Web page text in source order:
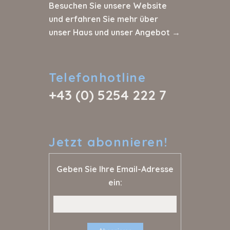
Besuchen Sie unsere Website
und erfahren Sie mehr über
unser Haus und unser Angebot →
Telefonhotline
+43 (0) 5254 222 7
Jetzt abonnieren!
Geben Sie Ihre Email-Adresse
ein: